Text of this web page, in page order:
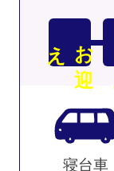
お
迎
え
寝台車